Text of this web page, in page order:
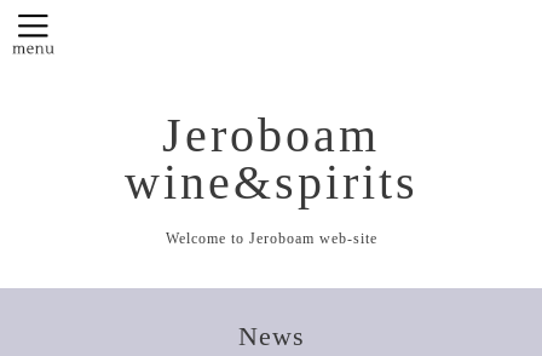
Jeroboam
wine&spirits
Welcome to Jeroboam web-site
News